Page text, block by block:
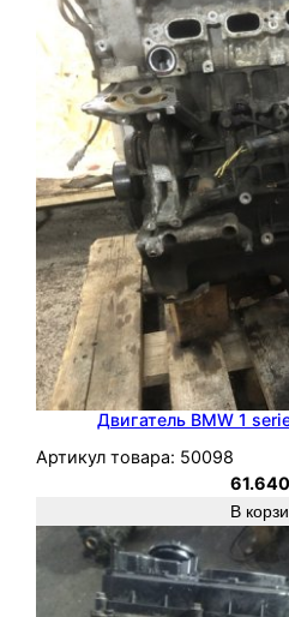
Двигатель BMW 1
Артикул товара: 50098
61.640
В